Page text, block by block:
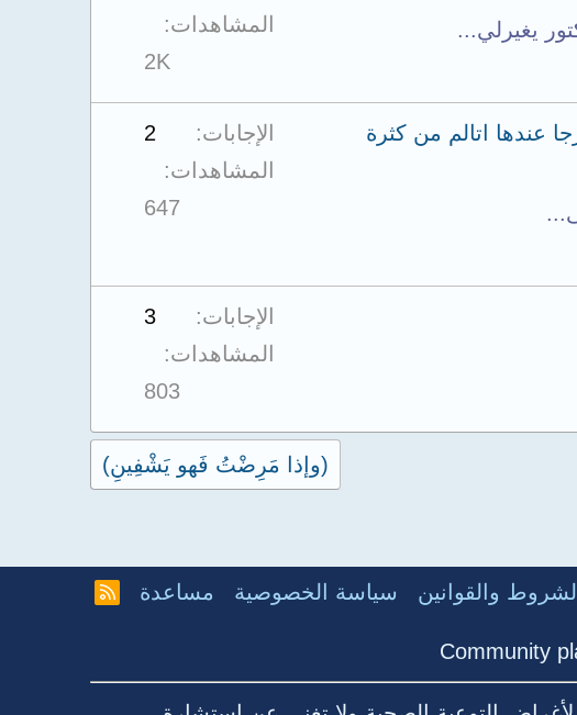
يغيرلي...
المشاهدات
2K
عندها اتالم من كثرة
الإجابات
2
المشاهدات
647
الإجابات
3
المشاهدات
803
(وإذا مَرِضْتُ فَهو يَشْفِينِ)
الشروط والقوانين سياسة الخصوصية مساعدة
Community